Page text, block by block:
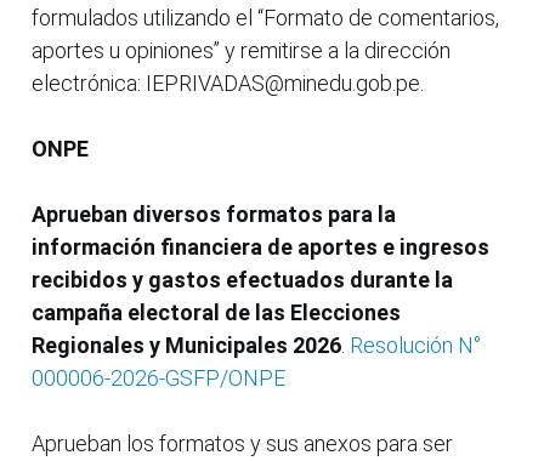
formulados utilizando el “Formato de comentarios,
aportes u opiniones” y remitirse a la dirección
electrónica: IEPRIVADAS@minedu.gob.pe.
ONPE
Aprueban diversos formatos para la
información financiera de aportes e ingresos
recibidos y gastos efectuados durante la
campaña electoral de las Elecciones
Regionales y Municipales 2026 Resolución N°
000006-2026-GSFP/ONPE
Aprueban los formatos y sus anexos para ser